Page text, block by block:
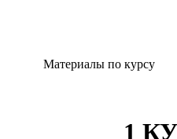
Материалы по курсу
1